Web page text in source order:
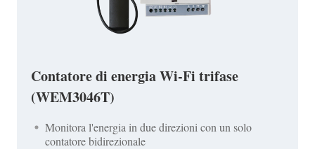
Contatore di energia Wi-Fi trifase
(WEM3046T)
Monitora l'energia in due direzioni con un solo
contatore bidirezionale